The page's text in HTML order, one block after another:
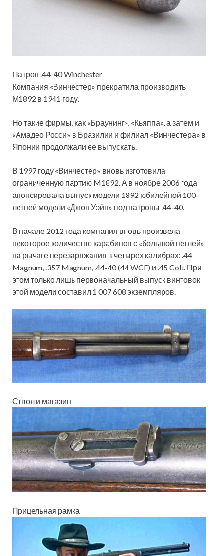
Патрон .44-40 Winchester
Компания «Винчестер» прекратила производить
М1892 в 1941 году.
Но такие фирмы, как «Браунинг», «Кьяппа», а затем и
«Амадео Росси» в Бразилии и филиал «Винчестера» в
Японии продолжали ее выпускать.
В 1997 году «Винчестер» вновь изготовила
ограниченную партию M1892. А в ноябре 2006 года
анонсировала выпуск модели 1892 юбилейной 100-
летней модели «Джон Уэйн» под патроны .44-40.
В начале 2012 года компания вновь произвела
некоторое количество карабинов с «большой петлей»
на рычаге перезаряжания в четырех калибрах: .44
Magnum, .357 Magnum, .44-40 (44 WCF) и .45 Colt. При
этом только лишь первоначальный выпуск винтовок
этой модели составил 1 007 608 экземпляров.
Ствол и магазин
Прицельная рамка